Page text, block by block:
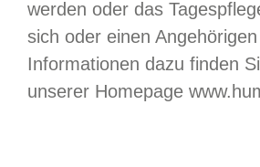
werden oder das
sich oder einen
Informationen dazu finden
unserer Homepage